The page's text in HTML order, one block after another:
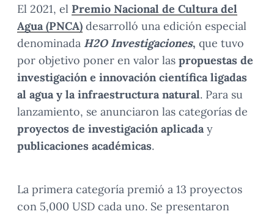
El 2021, el Premio Nacional de Cultura del
Agua (PNCA) desarrolló una edición especial
denominada H2O Investigaciones, que tuvo
por objetivo poner en valor las propuestas de
investigación e innovación científica ligadas
al agua y la infraestructura natural. Para su
lanzamiento, se anunciaron las categorías de
proyectos de investigación aplicaday
publicaciones académicas.
La primera categoría premió a 13 proyectos
con 5,000 USD cada uno. Se presentaron